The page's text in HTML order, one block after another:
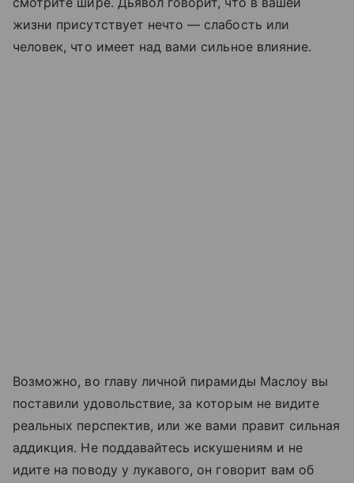
жизни присутствует нечто — слабость или
человек, что имеет над вами сильное влияние.
Возможно, во главу личной пирамиды Маслоу вы
поставили удовольствие, за которым не видите
реальных перспектив, или же вами правит сильная
аддикция. Не поддавайтесь искушениям и не
идите на поводу у лукавого, он говорит вам об